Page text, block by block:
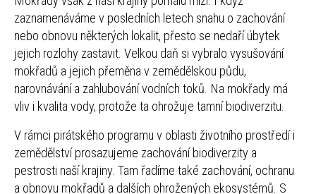
zaznamenáváme v posledních letech snahu o zachování
nebo obnovu některých lokalit, přesto se nedaří úbytek
jejich rozlohy zastavit. Velkou daň si vybralo vysušování
mokřadů a jejich přeměna v zemědělskou půdu,
narovnávání a zahlubování vodních toků. Na mokřady má
vliv i kvalita vody, protože ta ohrožuje tamní biodiverzitu.
V rámci pirátského programu v oblasti životního prostředí i
zemědělství prosazujeme zachování biodiverzity a
pestrosti naší krajiny. Tam řadíme také zachování, ochranu
a obnovu mokřadů a dalších ohrožených ekosystémů. S